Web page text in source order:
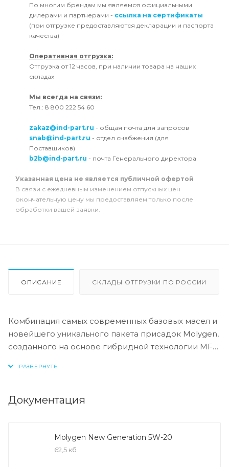
По многим брендам мы являемся официальными
дилерами и партнерами - ссылка на сертификаты
(при отгрузке предоставляются декларации и паспорта
качества)
Оперативная отгрузка:
Отгрузка от 12 часов, при наличии товара на наших
складах
Мы всегда на связи:
Тел.: 8 800 222 54 60
zakaz@ind-part.ru - общая почта для запросов
snab@ind-part.ru - отдел снабжения (для
Поставщиков)
b2b@ind-part.ru - почта Генерального директора
Указанная цена не является публичной офертой
В связи с ежедневным изменением отпускных цен
окончательную цену мы предоставляем только после
обработки вашей заявки.
ОПИСАНИЕ СКЛАДЫ ОТГРУЗКИ ПО РОССИИ
Комбинация самых современных базовых масел и
новейшего уникального пакета присадок Molygen,
созданного на основе гибридной технологии MFC,
легирования поверхностного слоя деталей
очень высоким запасом прочности, который
сохраняется на долгий срок.
Документация
Molygen New Generation 5W-20
62,5 кб